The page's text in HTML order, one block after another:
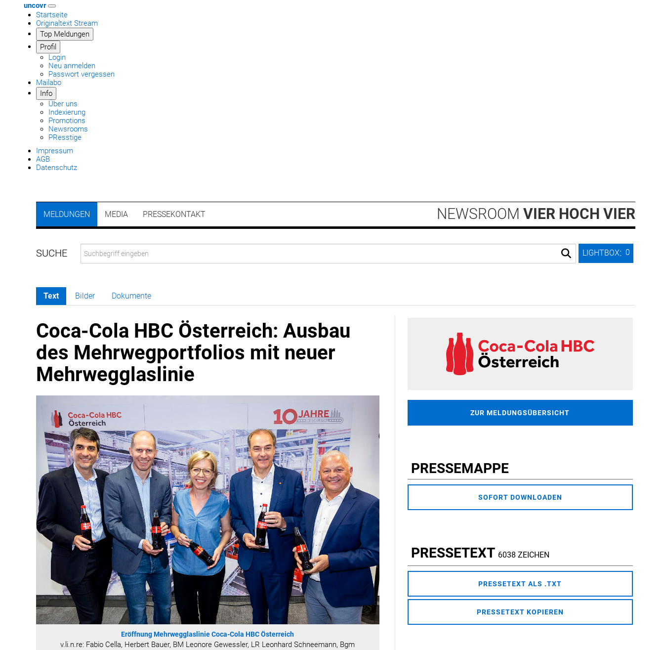
uncovr
Startseite
Originaltext Stream
Top Meldungen
Profil
Login
Neu anmelden
Passwort vergessen
Mailabo
Info
Über uns
Indexierung
Promotions
Newsrooms
PResstige
Impressum
AGB
Datenschutz
LIGHTBOX: 0
MELDUNGEN MEDIA PRESSEKONTAKT NEWSROOM VIER HOCH VIER
Text Bilder Dokumente
Coca-Cola HBC Österreich: Ausbau
des Mehrwegportfolios mit neuer
Mehrwegglaslinie
Eröffnung Mehrwegglaslinie Coca-Cola HBC Österreich
v.li.n.re: Fabio Cella, Herbert Bauer, BM Leonore Gewessler, LR Leonhard Schneemann, Bgm
ZUR MELDUNGSÜBERSICHT
PRESSEMAPPE
SOFORT DOWNLOADEN
PRESSETEXT 6038 ZEICHEN
PRESSETEXT ALS .TXT
PRESSETEXT KOPIEREN